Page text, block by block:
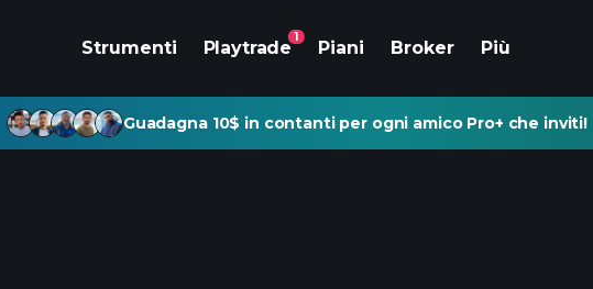
Strumenti Playtrade
1
Piani Broker Più
Guadagna 10$ in contanti per ogni amico Pro+ che inviti!